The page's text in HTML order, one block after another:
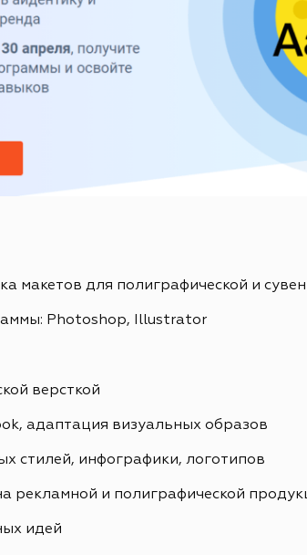
макетов для полиграфической и
Photoshop, Illustrator
версткой
адаптация визуальных образов
стилей, инфографики, логотипов
рекламной и полиграфической
идей